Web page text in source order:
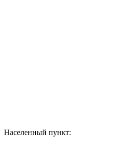
Населенный пункт: